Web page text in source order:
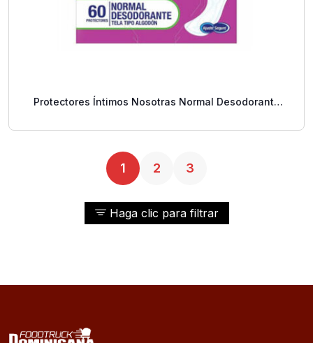
Haga clic para filtrar
Protectores Íntimos Nosotras Normal Desodorante
1 2 3